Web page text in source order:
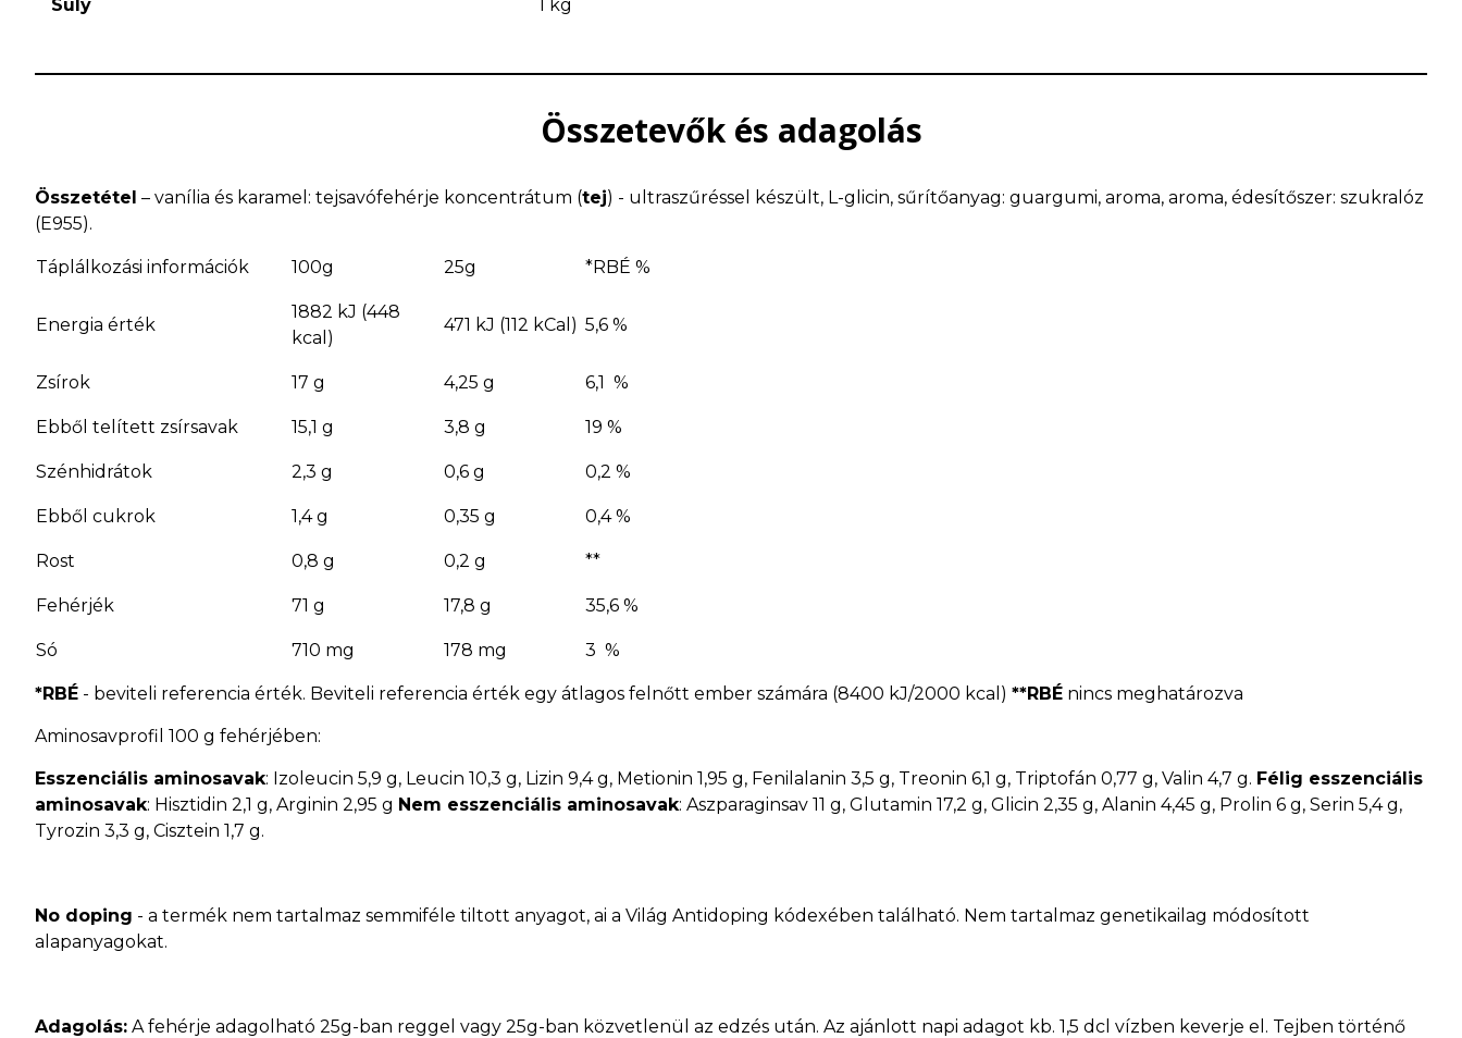
Súly 1 kg
Összetevők és adagolás
Összetétel – vanília és karamel: tejsavófehérje koncentrátum (tej) - ultraszűréssel készült, L-glicin, sűrítőanyag: guargumi, aroma, aroma, édesítőszer: szukralóz
(E955).
Táplálkozási információk 100g 25g *RBÉ %
Energia érték
1882 kJ (448
kcal)
471 kJ (112 kCal) 5,6 %
Zsírok 17 g 4,25 g 6,1 %
Ebből telített zsírsavak 15,1 g 3,8 g 19 %
Szénhidrátok 2,3 g 0,6 g 0,2 %
Ebből cukrok 1,4 g 0,35 g 0,4 %
Rost 0,8 g 0,2 g **
Fehérjék 71 g 17,8 g 35,6 %
Só 710 mg 178 mg 3 %
*RBÉ - beviteli referencia érték. Beviteli referencia érték egy átlagos felnőtt ember számára (8400 kJ/2000 kcal) **RBÉ nincs meghatározva
Aminosavprofil 100 g fehérjében:
Esszenciális aminosavak: Izoleucin 5,9 g, Leucin 10,3 g, Lizin 9,4 g, Metionin 1,95 g, Fenilalanin 3,5 g, Treonin 6,1 g, Triptofán 0,77 g, Valin 4,7 g. Félig esszenciális
aminosavak: Hisztidin 2,1 g, Arginin 2,95 g Nem esszenciális aminosavak: Aszparaginsav 11 g, Glutamin 17,2 g, Glicin 2,35 g, Alanin 4,45 g, Prolin 6 g, Serin 5,4 g,
Tyrozin 3,3 g, Cisztein 1,7 g.
No doping - a termék nem tartalmaz semmiféle tiltott anyagot, ai a Világ Antidoping kódexében található. Nem tartalmaz genetikailag módosított
alapanyagokat.
Adagolás: A fehérje adagolható 25g-ban reggel vagy 25g-ban közvetlenül az edzés után. Az ajánlott napi adagot kb. 1,5 dcl vízben keverje el. Tejben történő